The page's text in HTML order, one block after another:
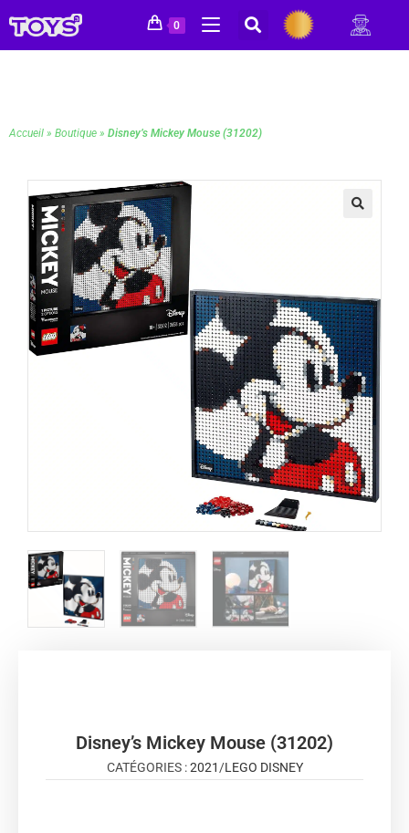
0
Accueil » Boutique » Disney’s Mickey Mouse (31202)
Disney’s Mickey Mouse (31202)
CATÉGORIES :2021 /LEGO DISNEY